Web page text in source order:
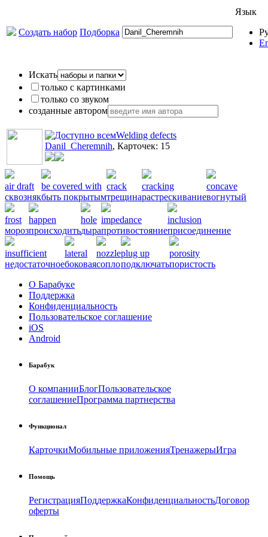
Создать набор Подборка
Язык
Искать
только с картинками
только со звуком
созданные автором
Welding defects
Danil_Cheremnih, Карточек: 15
air draft
сквозняк
be covered with
быть покрытым
crack
трещина
cracking
растрескивание
concave
вогнутый
frost
мороз
happen
происходить
hole
дыра
impedance
противостояние
inclusion
присоединение
insufficient
недостаточное
lateral
боковая
nozzle
сопло
plug up
подключать
porosity
пористость
О Барабуке
Поддержка
Конфиденциальность
Пользовательское соглашение
iOS
Android
Барабук
О компанииБлогПользовательское
соглашениеПрограмма партнерства
Функционал
КарточкиМобильные приложенияТренажерыИгра
Помощь
РегистрацияПоддержкаКонфиденциальностьДоговор
оферты